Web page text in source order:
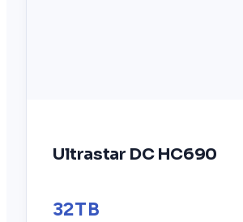
Ultrastar DC HC690
32TB